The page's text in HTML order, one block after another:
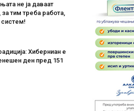
не ја даваат
за тим треба работа,
систем!
Хиберниан е
ден пред 151